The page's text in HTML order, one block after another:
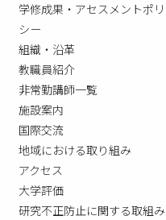
学修成果・アセスメントポリ
シー
組織・沿革
教職員紹介
非常勤講師一覧
施設案内
国際交流
地域における取り組み
アクセス
大学評価
研究不正防止に関する取組み